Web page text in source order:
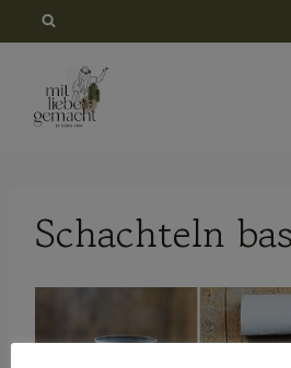
springen
Schachteln